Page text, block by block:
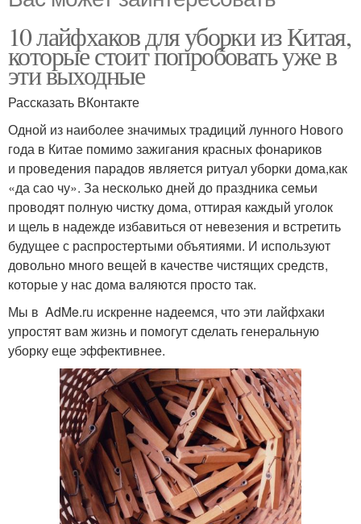
10 лайфхаков для уборки из Китая,
которые стоит попробовать уже в
эти выходные
Рассказать ВКонтакте
Одной из наиболее значимых традиций лунного Нового
года в Китае помимо зажигания красных фонариков
и проведения парадов является ритуал уборки дома,как
«да сао чу». За несколько дней до праздника семьи
проводят полную чистку дома, оттирая каждый уголок
и щель в надежде избавиться от невезения и встретить
будущее с распростертыми объятиями. И используют
довольно много вещей в качестве чистящих средств,
которые у нас дома валяются просто так.
Мы в AdMe.ru искренне надеемся, что эти лайфхаки
упростят вам жизнь и помогут сделать генеральную
уборку еще эффективнее.